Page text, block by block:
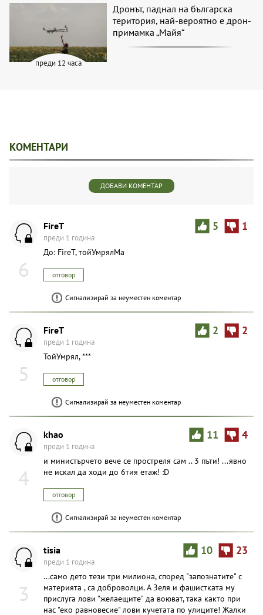
преди 12 часа
Дронът, паднал на българска
територия, най-вероятно е дрон-
примамка „Майя“
КОМЕНТАРИ
ДОБАВИ КОМЕНТАР
6
5 1
FireT
преди 1 година
До: FireT, тойУмрялМа
отговор
Сигнализирай за неуместен коментар
5
2 2
FireT
преди 1 година
ТойУмрял, ***
отговор
Сигнализирай за неуместен коментар
4
11 4
khao
преди 1 година
и министърчето вече се простреля сам .. 3 пъти! ...явно
не искал да ходи до 6тия етаж! :D
отговор
Сигнализирай за неуместен коментар
3
10 23
tisia
преди 1 година
...само дето тези три милиона, според "запознатите" с
материята , са доброволци. А Зеля и фашистката му
прислуга лови "желаещите" да воюват, така както при
нас "еко равновесие" лови кучетата по улиците! Жалки